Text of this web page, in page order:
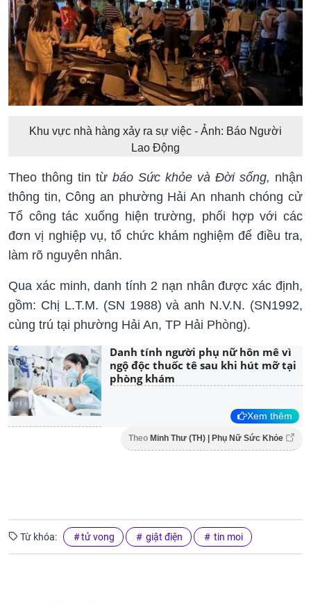
Khu vực nhà hàng xảy ra sự việc - Ảnh: Báo Người
Lao Động
Theo thông tin từ báo Sức khỏe và Đời sống, nhận
thông tin, Công an phường Hải An nhanh chóng cử
Tổ công tác xuống hiện trường, phối hợp với các
đơn vị nghiệp vụ, tổ chức khám nghiệm để điều tra,
làm rõ nguyên nhân.
Qua xác minh, danh tính 2 nạn nhân được xác định,
gồm: Chị L.T.M. (SN 1988) và anh N.V.N. (SN1992,
cùng trú tại phường Hải An, TP Hải Phòng).
Danh tính người phụ nữ hôn mê vì
ngộ độc thuốc tê sau khi hút mỡ tại
phòng khám
Xem thêm
Theo Minh Thư (TH) | Phụ Nữ Sức Khỏe
Từ khóa: tử vong giật điện tin moi